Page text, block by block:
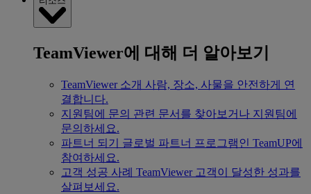
TeamViewer에 대해 더 알아보기
TeamViewer 소개 사람, 장소, 사물을 안전하게 연
결합니다.
지원팀에 문의 관련 문서를 찾아보거나 지원팀에
문의하세요.
파트너 되기
글로벌 파트너 프로그램인 TeamUP에
참여하세요.
고객 성공 사례 TeamViewer 고객이 달성한 성과를
살펴보세요.